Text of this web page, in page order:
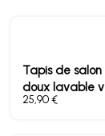
Tapis de
doux lavable
€